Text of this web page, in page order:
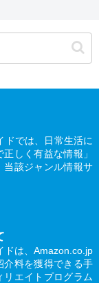
ドでは、日常生活に
しく有益な情報」
当該ジャンル情報サ
ドは、Amazon.co.jp
介料を獲得できる手
リエイトプログラム